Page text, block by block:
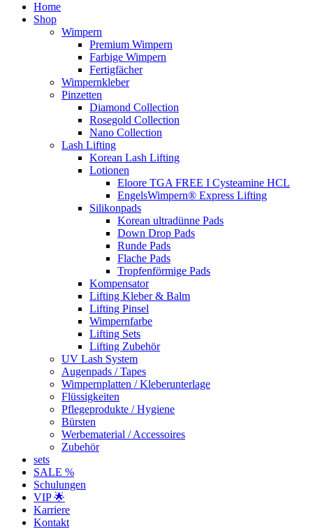
Home
Shop
Wimpern
Premium Wimpern
Farbige Wimpern
Fertigfächer
Wimpernkleber
Pinzetten
Diamond Collection
Rosegold Collection
Nano Collection
Lash Lifting
Korean Lash Lifting
Lotionen
Eloore TGA FREE I Cysteamine HCL
EngelsWimpern® Express Lifting
Silikonpads
Korean ultradünne Pads
Down Drop Pads
Runde Pads
Flache Pads
Tropfenförmige Pads
Kompensator
Lifting Kleber & Balm
Lifting Pinsel
Wimpernfarbe
Lifting Sets
Lifting Zubehör
UV Lash System
Augenpads / Tapes
Wimpernplatten / Kleberunterlage
Flüssigkeiten
Pflegeprodukte / Hygiene
Bürsten
Werbematerial / Accessoires
Zubehör
sets
SALE %
Schulungen
VIP 🌟
Karriere
Kontakt